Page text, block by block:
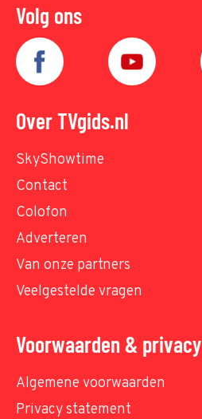
Volg ons
Over TVgids.nl
SkyShowtime
Contact
Colofon
Adverteren
Van onze partners
Veelgestelde vragen
Voorwaarden & privacy
Algemene voorwaarden
Privacy statement